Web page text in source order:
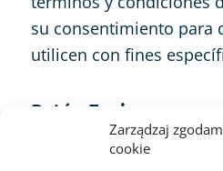
Zarządzaj
cookie
su consentimiento para
utilicen con fines
Botón Enviar: